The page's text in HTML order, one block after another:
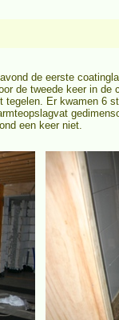
de eerste
de tweede keer in
Er kwamen
een keer niet.